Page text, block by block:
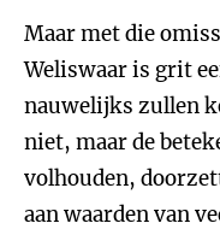
Maar met die
Weliswaar is grit
nauwelijks zullen
niet, maar de
volhouden,
aan waarden van